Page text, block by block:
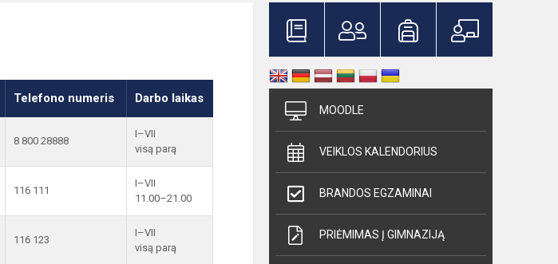
Telefono numeris Darbo laikas
8 800 28888
I–VII
visą parą
116 111
I–VII
11.00–21.00
116 123
I–VII
visą parą
MOODLE
VEIKLOS KALENDORIUS
BRANDOS EGZAMINAI
PRIĖMIMAS Į GIMNAZIJĄ